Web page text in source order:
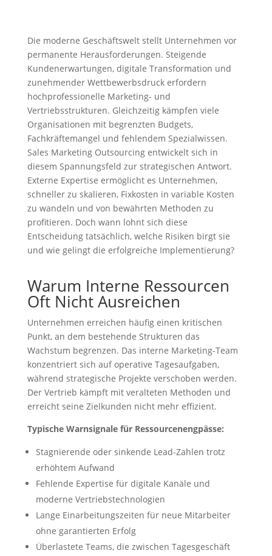
Die moderne Geschäftswelt stellt Unternehmen vor
permanente Herausforderungen. Steigende
Kundenerwartungen, digitale Transformation und
zunehmender Wettbewerbsdruck erfordern
hochprofessionelle Marketing- und
Vertriebsstrukturen. Gleichzeitig kämpfen viele
Organisationen mit begrenzten Budgets,
Fachkräftemangel und fehlendem Spezialwissen.
Sales Marketing Outsourcing entwickelt sich in
diesem Spannungsfeld zur strategischen Antwort.
Externe Expertise ermöglicht es Unternehmen,
schneller zu skalieren, Fixkosten in variable Kosten
zu wandeln und von bewährten Methoden zu
profitieren. Doch wann lohnt sich diese
Entscheidung tatsächlich, welche Risiken birgt sie
und wie gelingt die erfolgreiche Implementierung?
Warum Interne Ressourcen
Oft Nicht Ausreichen
Unternehmen erreichen häufig einen kritischen
Punkt, an dem bestehende Strukturen das
Wachstum begrenzen. Das interne Marketing-Team
konzentriert sich auf operative Tagesaufgaben,
während strategische Projekte verschoben werden.
Der Vertrieb kämpft mit veralteten Methoden und
erreicht seine Zielkunden nicht mehr effizient.
Typische Warnsignale für Ressourcenengpässe:
Stagnierende oder sinkende Lead-Zahlen trotz
erhöhtem Aufwand
Fehlende Expertise für digitale Kanäle und
moderne Vertriebstechnologien
Lange Einarbeitungszeiten für neue Mitarbeiter
ohne garantierten Erfolg
Überlastete Teams, die zwischen Tagesgeschäft